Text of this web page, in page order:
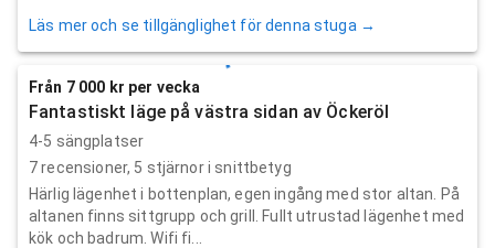
Läs mer och se tillgänglighet för denna stuga →
Från 7 000 kr per vecka
Fantastiskt läge på västra sidan av Öckeröl
4-5 sängplatser
7recensioner, 5 stjärnor i snittbetyg
Härlig lägenhet i bottenplan, egen ingång med stor altan. På
altanen finns sittgrupp och grill. Fullt utrustad lägenhet med
kök och badrum. Wifi fi...